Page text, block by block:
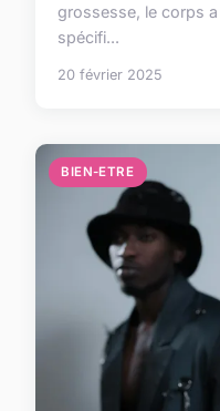
grossesse, le corps
spécifi...
20 février 2025
BIEN-ETRE